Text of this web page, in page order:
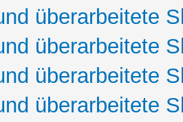
überarbeitete
überarbeitete
überarbeitete
überarbeitete